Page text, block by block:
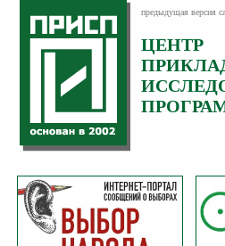
предыдущая версия
ЦЕНТР